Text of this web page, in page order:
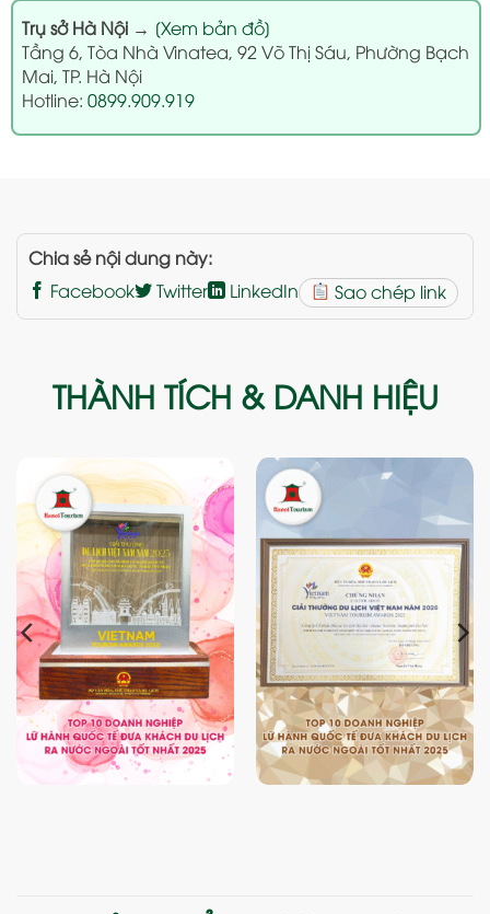
Trụ sở Hà Nội→ [Xem bản đồ]
Tầng 6, Tòa Nhà Vinatea, 92 Võ Thị Sáu, Phường Bạch
Mai, TP. Hà Nội
Hotline: 0899.909.919
Chia sẻ nội dung này:
Facebook
Twitter LinkedIn Sao chép link
THÀNH TÍCH & DANH HIỆU